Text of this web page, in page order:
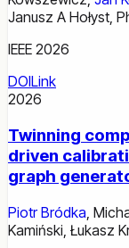
Janusz A Hołyst,
IEEE 2026
DOILink
2026
Twinning
driven
graph
Piotr Bródka
Kamiński Łukasz